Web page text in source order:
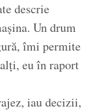
descrie
Un drum
îmi permite
eu în raport
iau decizii,